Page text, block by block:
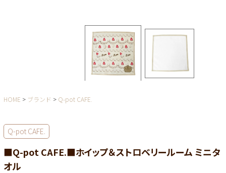
HOME ブランド Q-pot CAFE.
Q-pot CAFE.
■Q-pot CAFE.■ホイップ＆ストロベリールーム ミニタ
オル